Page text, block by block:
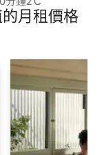
月租價格